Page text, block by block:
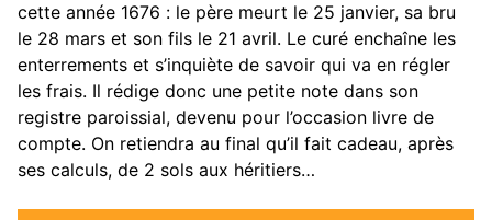
cette année 1676 : le père meurt le 25 janvier, sa bru
le 28 mars et son fils le 21 avril. Le curé enchaîne les
enterrements et s’inquiète de savoir qui va en régler
les frais. Il rédige donc une petite note dans son
registre paroissial, devenu pour l’occasion livre de
compte. On retiendra au final qu’il fait cadeau, après
ses calculs, de 2 sols aux héritiers…